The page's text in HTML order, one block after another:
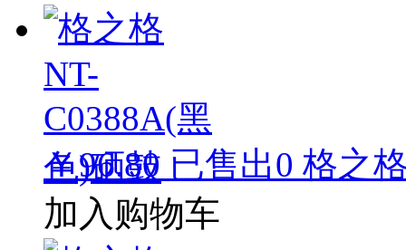
￥96.80 已售出0 格之
加入购物车